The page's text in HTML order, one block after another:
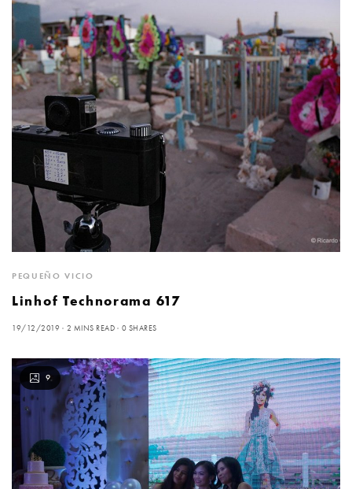
PEQUEÑO VICIO
Linhof Technorama 617
19/12/2019 2 MINS READ 0 SHARES
9